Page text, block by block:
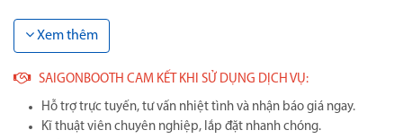
Xem thêm
SAIGONBOOTH CAM KẾT KHI SỬ DỤNG DỊCH VỤ:
Hỗ trợ trực tuyến, tư vấn nhiệt tình và nhận báo giá ngay.
Kĩ thuật viên chuyên nghiệp, lắp đặt nhanh chóng.